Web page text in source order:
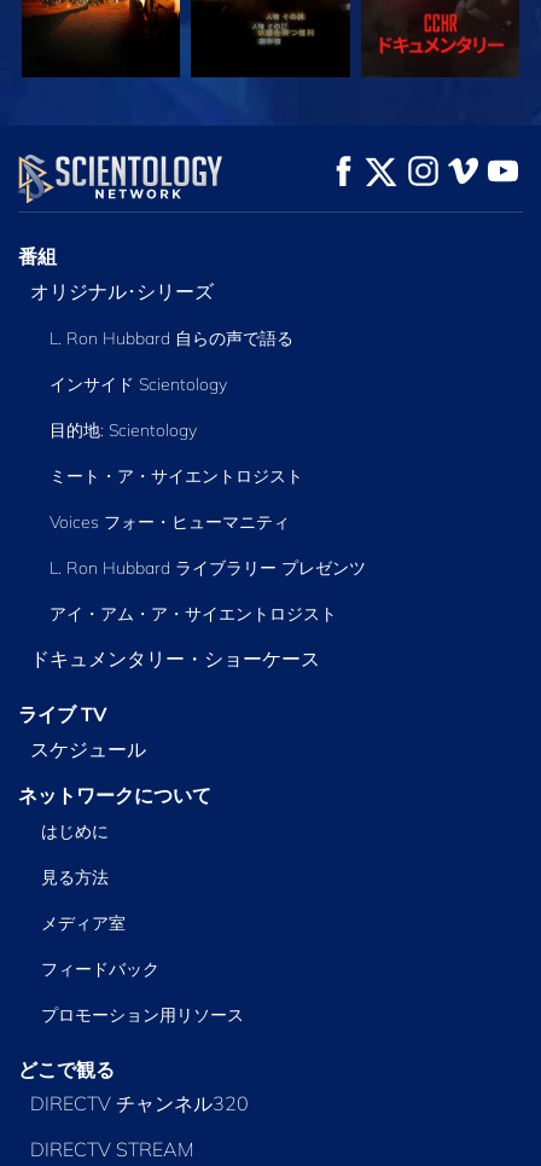
観る シリーズを探求
番組
オリジナル･シリーズ
L. Ron Hubbard 自らの声で語る
インサイド Scientology
目的地: Scientology
ミート・ア・サイエントロジスト
Voices フォー・ヒューマニティ
L. Ron Hubbard ライブラリー プレゼンツ
アイ・アム・ア・サイエントロジスト
ドキュメンタリー・ショーケース
ライブ TV
スケジュール
ネットワークについて
はじめに
見る方法
メディア室
フィードバック
プロモーション用リソース
どこで観る
DIRECTV チャンネル320
DIRECTV STREAM